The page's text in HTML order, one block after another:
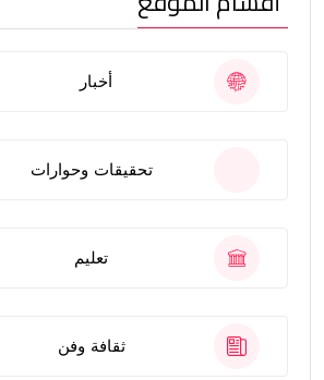
أخبار
تحقيقات وحوارات
تعليم
ثقافة وفن